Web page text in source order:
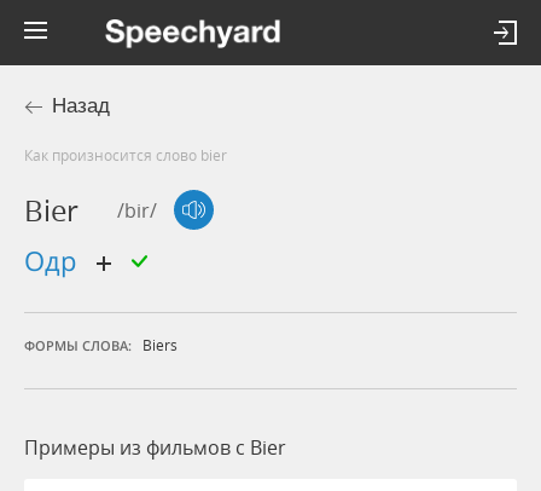
Назад
Как произносится слово bier
Bier /bir/
одр
ФОРМЫ СЛОВА: Biers
Примеры из фильмов c Bier